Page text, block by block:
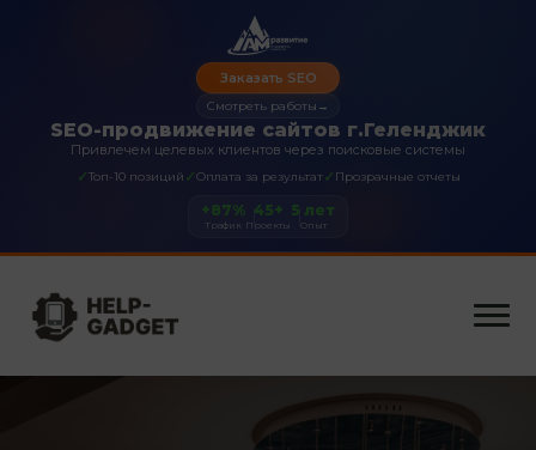
SEO-продвижение сайтов г.Геленджик
Привлечем целевых клиентов через поисковые системы
✓Топ-10 позиций ✓Оплата за результат✓ Прозрачные отчеты
Заказать SEO
Смотреть работы →
+87%
Трафик
45+
Проекты
5 лет
Опыт